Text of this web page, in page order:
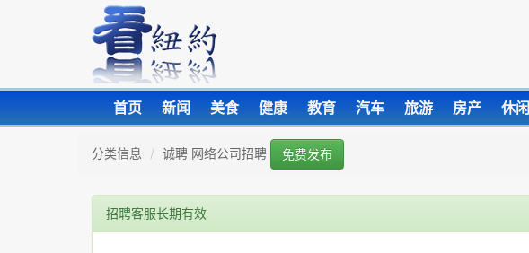
首页 新闻 美食 健康 教育 汽车 旅游 房产 休闲
分类信息 诚聘 网络公司招聘 免费发布
招聘客服长期有效